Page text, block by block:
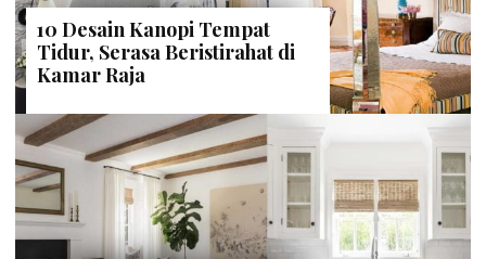
10 Desain Kanopi Tempat
Tidur, Serasa Beristirahat di
Kamar Raja